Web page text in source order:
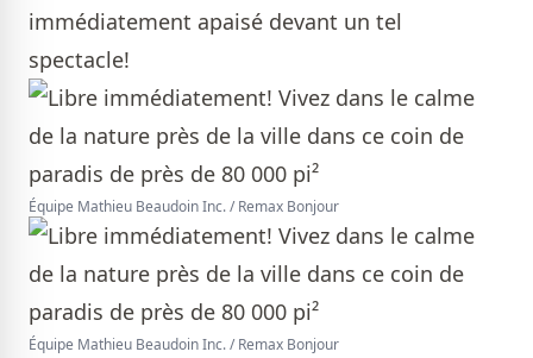
immédiatement apaisé devant un tel
spectacle!
Équipe Mathieu Beaudoin Inc. / Remax Bonjour
Équipe Mathieu Beaudoin Inc. / Remax Bonjour